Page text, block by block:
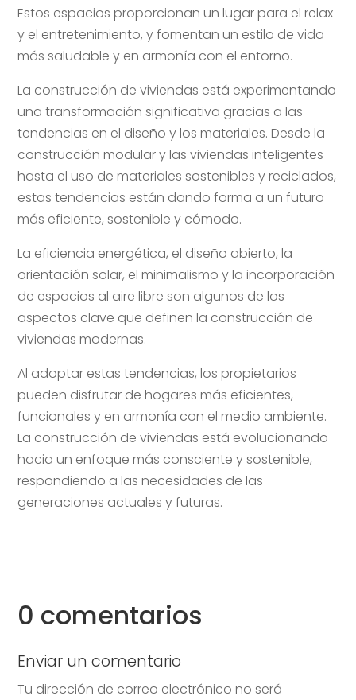
Estos espacios proporcionan un lugar para el relax
y el entretenimiento, y fomentan un estilo de vida
más saludable y en armonía con el entorno.
La construcción de viviendas está experimentando
una transformación significativa gracias a las
tendencias en el diseño y los materiales. Desde la
construcción modular y las viviendas inteligentes
hasta el uso de materiales sostenibles y reciclados,
estas tendencias están dando forma a un futuro
más eficiente, sostenible y cómodo.
La eficiencia energética, el diseño abierto, la
orientación solar, el minimalismo y la incorporación
de espacios al aire libre son algunos de los
aspectos clave que definen la construcción de
viviendas modernas.
Al adoptar estas tendencias, los propietarios
pueden disfrutar de hogares más eficientes,
funcionales y en armonía con el medio ambiente.
La construcción de viviendas está evolucionando
hacia un enfoque más consciente y sostenible,
respondiendo a las necesidades de las
generaciones actuales y futuras.
0 comentarios
Enviar un comentario
Tu dirección de correo electrónico no será